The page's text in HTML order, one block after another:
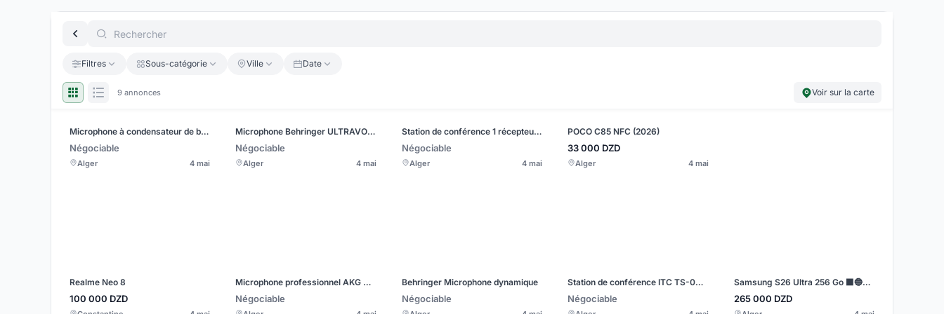
Filtres Sous-catégorie Ville Date
9 annonces Voir sur la carte
Microphone à condensateur de bureau ITC T-621A
Négociable
Alger 4 mai
Microphone Behringer ULTRAVOICE XM8500
Négociable
Alger 4 mai
Station de conférence 1 récepteur + 8 microphones de conférence numériques sans fil ITC TS-358
Négociable
Alger 4 mai
POCO C85 NFC (2026)
33 000 DZD
Alger 4 mai
Realme Neo 8
100 000 DZD
Microphone professionnel AKG P5s
Négociable
Behringer Microphone dynamique
Négociable
Station de conférence ITC TS-0605M
Négociable
Samsung S26 Ultra 256 Go ⬛️🔵🟣2 SIM
265 000 DZD